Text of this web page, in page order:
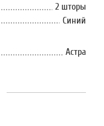
2 шторы
Синий
Астра